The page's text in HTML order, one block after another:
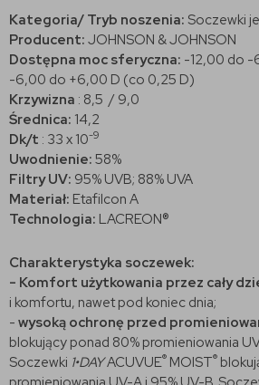
Kategoria/ Tryb noszenia: Soczewki
Producent: JOHNSON & JOHNSON
Dostępna moc sferyczna: -12,00 do -
-6,00 do +6,00 D (co 0,25 D)
Krzywizna : 8,5 / 9,0
Średnica: 14,2
Dk/t : 33 x 10-9
Uwodnienie: 58%
Filtry UV: 95% UVB; 88% UVA
Materiał: Etafilcon A
Technologia: LACREON®
Charakterystyka soczewek:
- Komfort użytkowania przez cały
i komfortu, nawet pod koniec dnia;
- wysoką ochronę przed
blokujący ponad 80% promieniowania
Soczewki 1•DAYACUVUE® MOIST®